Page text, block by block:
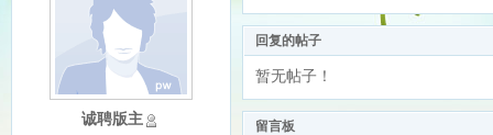
诚聘版主
回复的帖子
暂无帖子！
留言板